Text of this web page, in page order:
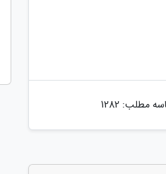
مطلب: 1282